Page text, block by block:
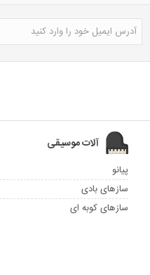
آلات موسیقی
پیانو
سازهای بادی
سازهای کوبه ای